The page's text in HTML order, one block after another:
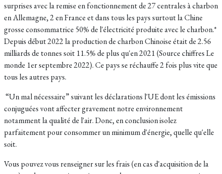
surprises avec la remise en fonctionnement de 27 centrales à charbon
en Allemagne, 2 en France et dans tous les pays surtout la Chine
grosse consommatrice 50% de l'électricité produite avec le charbon.*
Depuis début 2022 la production de charbon Chinoise était de 2.56
milliards de tonnes soit 11.5% de plus qu'en 2021 (Source chiffres Le
monde 1er septembre 2022). Ce pays se réchauffe 2 fois plus vite que
tous les autres pays.
“Un mal nécessaire” suivant les déclarations l'UE dont les émissions
conjuguées vont affecter gravement notre environnement
notamment la qualité de l'air. Donc, en conclusion isolez
parfaitement pour consommer un minimum d'énergie, quelle qu'elle
soit.
Vous pouvez vous renseigner sur les frais (en cas d'acquisition de la